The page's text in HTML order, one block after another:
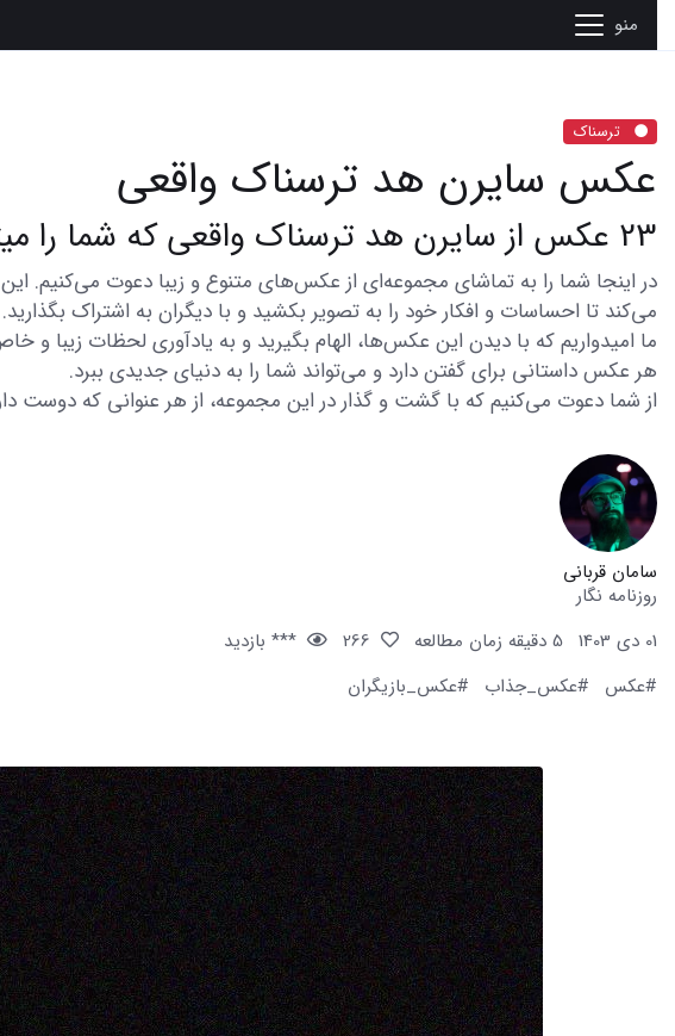
منو
ترسناک
عکس سایرن هد ترسناک واقعی
23 عکس از سایرن هد ترسناک واقعی که شما را میترساند
می‌کند تا احساسات و افکار خود را به تصویر بکشید و با دیگران به اشتراک بگذارید.
ما امیدواریم که با دیدن این عکس‌ها، الهام بگیرید و به یادآوری لحظات زیبا و
هر عکس داستانی برای گفتن دارد و می‌تواند شما را به دنیای جدیدی ببرد.
از شما دعوت می‌کنیم که با گشت و گذار در این مجموعه، از هر عنوانی که دوست
سامان قربانی
روزنامه نگار
01 دی 1403
5 دقیقه زمان مطالعه
*** بازدید
#عکس
#عکس_جذاب #عکس_بازیگران